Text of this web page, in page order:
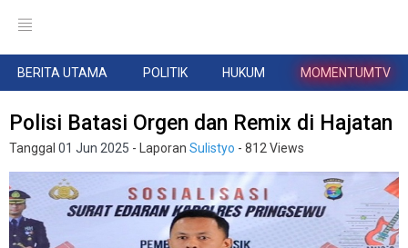
BERITA UTAMA POLITIK HUKUM MOMENTUMTV
Polisi Batasi Orgen dan Remix di Hajatan
Tanggal 01 Jun 2025 - Laporan Sulistyo - 812 Views